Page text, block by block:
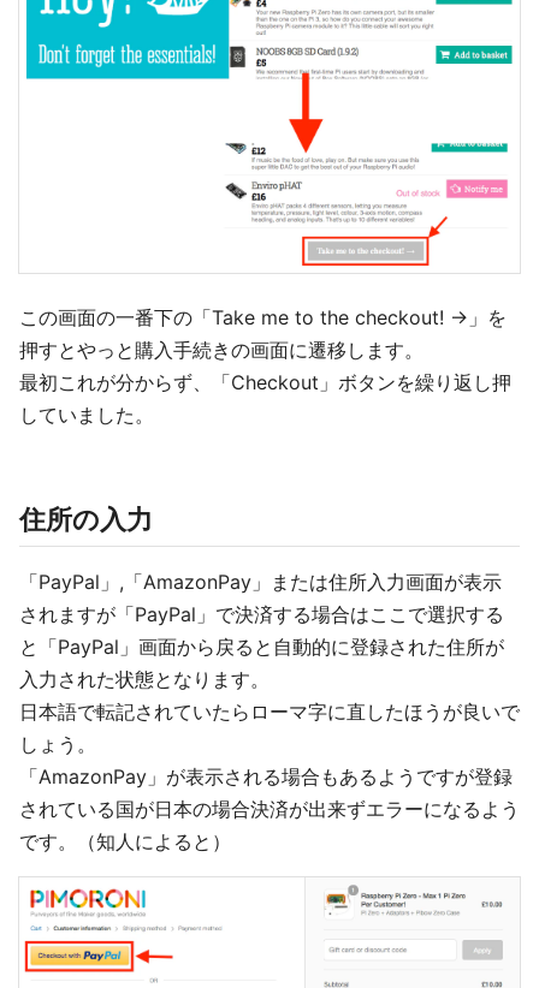
この画面の一番下の「Take me to the checkout! →」を
押すとやっと購入手続きの画面に遷移します。
最初これが分からず、「Checkout」ボタンを繰り返し押
していました。
住所の入力
「PayPal」,「AmazonPay」または住所入力画面が表示
されますが「PayPal」で決済する場合はここで選択する
と「PayPal」画面から戻ると自動的に登録された住所が
入力された状態となります。
日本語で転記されていたらローマ字に直したほうが良いで
しょう。
「AmazonPay」が表示される場合もあるようですが登録
されている国が日本の場合決済が出来ずエラーになるよう
です。（知人によると）